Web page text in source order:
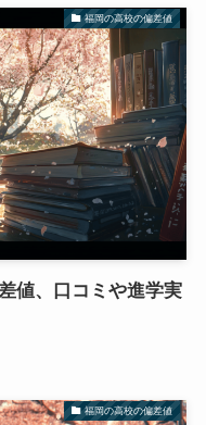
福岡の高校の偏差値
値、口コミや進学実
福岡の高校の偏差値